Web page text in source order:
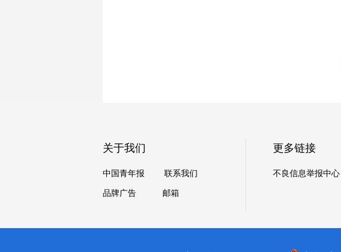
关于我们
中国青年报 联系我们
品牌广告 邮箱
更多链接
不良信息举报中心